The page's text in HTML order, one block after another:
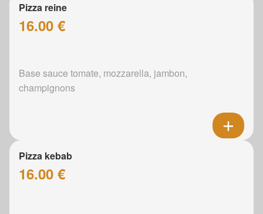
Pizza reine
16.00 €
Base sauce tomate, mozzarella, jambon,
champignons
Pizza kebab
16.00 €